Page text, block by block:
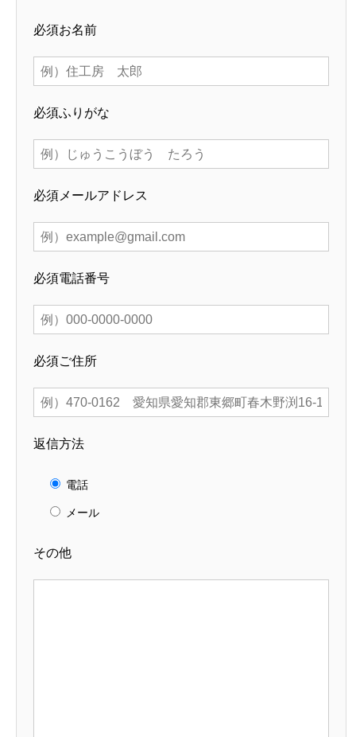
必須お名前
必須ふりがな
必須 メールアドレス
必須電話番号
必須ご住所
返信方法
電話
メール
その他